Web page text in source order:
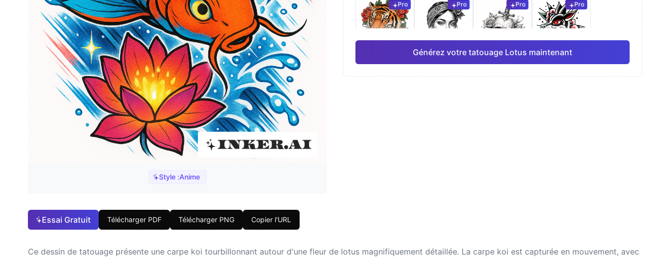
Style :Anime
Pro
Japonais
Pro
Aquarelle
Pro
Ligne fine
Pro
Anime
Générez votre tatouage Lotus maintenant
Essai Gratuit Télécharger PDF Télécharger PNG Copier l'URL
Ce dessin de tatouage présente une carpe koi tourbillonnant autour d'une fleur de lotus magnifiquement détaillée. La carpe koi est capturée en mouvement, avec